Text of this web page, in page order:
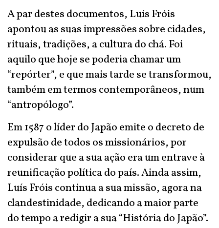
A par destes documentos, Luís Fróis
apontou as suas impressões sobre cidades,
rituais, tradições, a cultura do chá. Foi
aquilo que hoje se poderia chamar um
“repórter”, e que mais tarde se transformou,
também em termos contemporâneos, num
“antropólogo”.
Em 1587 o líder do Japão emite o decreto de
expulsão de todos os missionários, por
considerar que a sua ação era um entrave à
reunificação política do país. Ainda assim,
Luís Fróis continua a sua missão, agora na
clandestinidade, dedicando a maior parte
do tempo a redigir a sua “História do Japão”.